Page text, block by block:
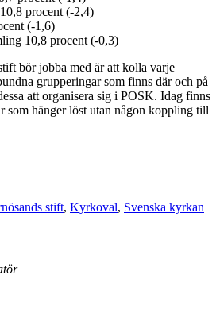
procent (-2,4)
(-1,6)
10,8 procent (-0,3)
bör jobba med är att kolla varje
grupperingar som finns där och på
att organisera sig i POSK. Idag finns
som hänger löst utan någon koppling till
stift, Kyrkoval, Svenska kyrkan